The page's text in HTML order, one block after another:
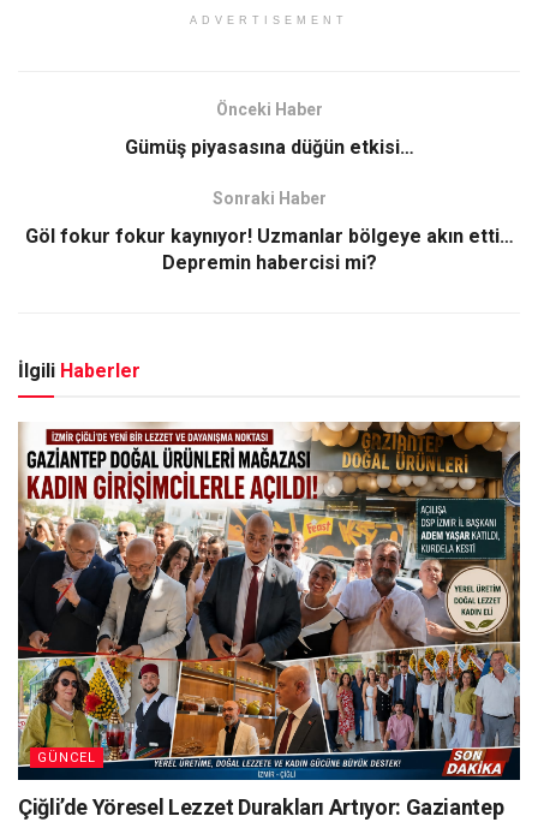
ADVERTISEMENT
Önceki Haber
Gümüş piyasasına düğün etkisi…
Sonraki Haber
Göl fokur fokur kaynıyor! Uzmanlar bölgeye akın etti…
Depremin habercisi mi?
İlgili Haberler
GÜNCEL
Çiğli’de Yöresel Lezzet Durakları Artıyor: Gaziantep